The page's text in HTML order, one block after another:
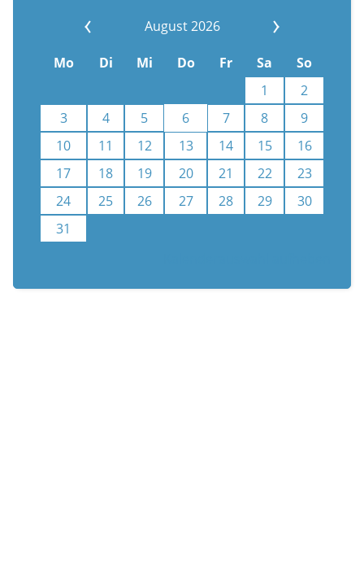
August 2026
Mo Di Mi Do Fr Sa
So
1
2
3
4 5 6 7 8
9
10
11 12 13 14 15
16
17
18 19 20 21 22
23
24
25 26 27 28 29
30
31